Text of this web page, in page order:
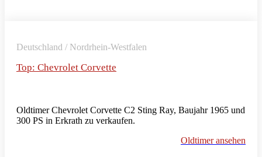
Deutschland / Nordrhein-Westfalen
Top: Chevrolet Corvette
Oldtimer Chevrolet Corvette C2 Sting Ray, Baujahr 1965 und
300 PS in Erkrath zu verkaufen.
Oldtimer ansehen